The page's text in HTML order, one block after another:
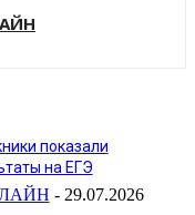
показали
на ЕГЭ
- 29.07.2026